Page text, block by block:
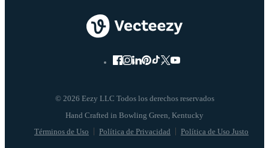
© 2026 Eezy LLC Todos los derechos reservados
Términos de Uso Política de Privacidad Política de Uso Justo